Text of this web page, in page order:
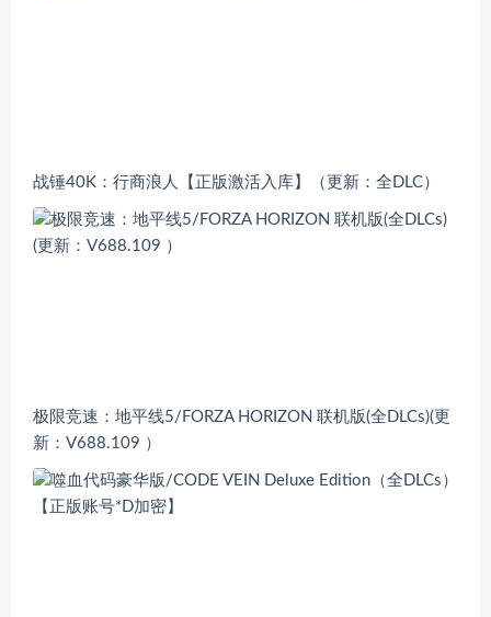
战锤40K：行商浪人【正版激活入库】（更新：全DLC）
极限竞速：地平线5/FORZA HORIZON 联机版(全DLCs)(更
新：V688.109 ）